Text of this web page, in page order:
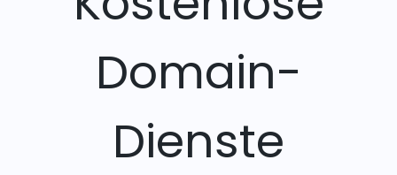
Domain-
Dienste